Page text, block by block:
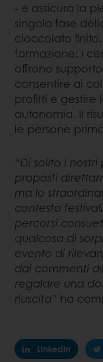
- e assicura la
singola fase
cioccolato
formazione: i
offrono
consentire ai
profitti e
autonomia. Il
le persone
“Di solito i
proposti
ma lo
contesto
percorsi
qualcosa di
evento di
dai commenti
regalare una
riuscita” ha
LinkedIn